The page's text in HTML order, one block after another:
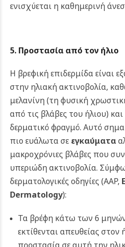
ενισχύεται η καθημερινή
5. Προστασία από τον ήλιο
Η βρεφική επιδερμίδα είναι
στην ηλιακή ακτινοβολία,
μελανίνη (τη φυσική
από τις βλάβες του ήλιου) και
δερματικό φραγμό. Αυτό
πιο ευάλωτα σε εγκαύματα
μακροχρόνιες βλάβες που
υπεριώδη ακτινοβολία.
δερματολογικές οδηγίες (AAP,
Dermatology):
Τα βρέφη κάτω των 6
εκτίθενται απευθείας στον